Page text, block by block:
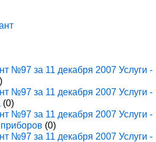
№97 за 11 декабря 2007 Услуги -
№97 за 11 декабря 2007 Услуги -
(0)
№97 за 11 декабря 2007 Услуги -
(0)
№97 за 11 декабря 2007 Услуги -